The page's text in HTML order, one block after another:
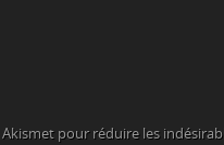
Akismet pour réduire les